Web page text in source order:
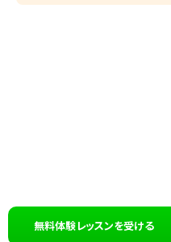
無料体験レッスンを受ける